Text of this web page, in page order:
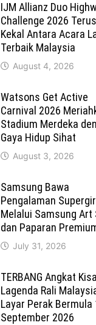
IJM Allianz Duo
Challenge 2026 Terus
Kekal Antara Acara
Terbaik Malaysia
August 4, 2026
Watsons Get Active
Carnival 2026
Stadium Merdeka
Gaya Hidup Sihat
August 3, 2026
Samsung Bawa
Pengalaman Supergirl
Melalui Samsung Art
dan Paparan
July 31, 2026
TERBANG Angkat
Lagenda Rali
Layar Perak Bermula
September 2026